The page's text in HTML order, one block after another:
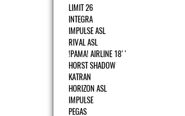
LIMIT 26
INTEGRA
IMPULSE ASL
RIVAL ASL
!РАМА! AIRLINE 18''
HORST SHADOW
KATRAN
HORIZON ASL
IMPULSE
PEGAS